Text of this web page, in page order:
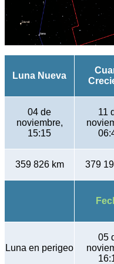
Luna Nueva
04 de
noviembre,
15:15
11
359 826 km 379
Luna en perigeo
05